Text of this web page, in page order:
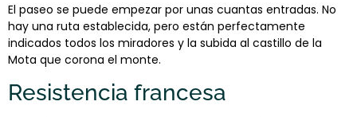
El paseo se puede empezar por unas cuantas entradas. No
hay una ruta establecida, pero están perfectamente
indicados todos los miradores y la subida al castillo de la
Mota que corona el monte.
Resistencia francesa